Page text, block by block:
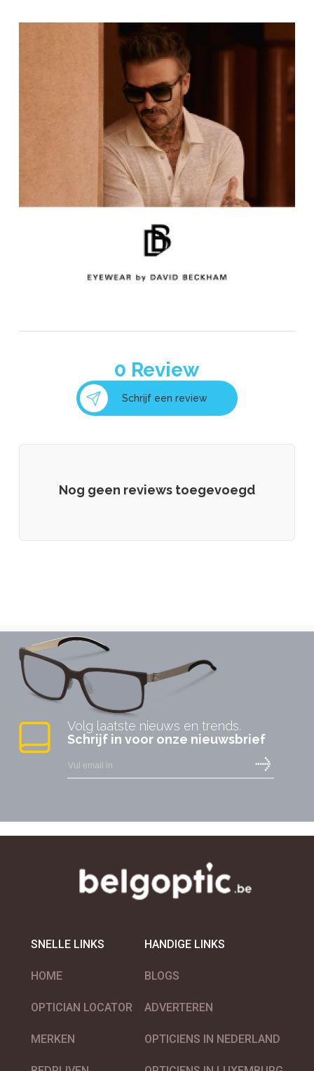
0 Review
Schrijf een review
Nog geen reviews toegevoegd
Volg laatste nieuws en trends.
Schrijf in voor onze nieuwsbrief
SNELLE LINKS
HOME
OPTICIAN LOCATOR
MERKEN
HANDIGE LINKS
BLOGS
ADVERTEREN
OPTICIENS IN NEDERLAND